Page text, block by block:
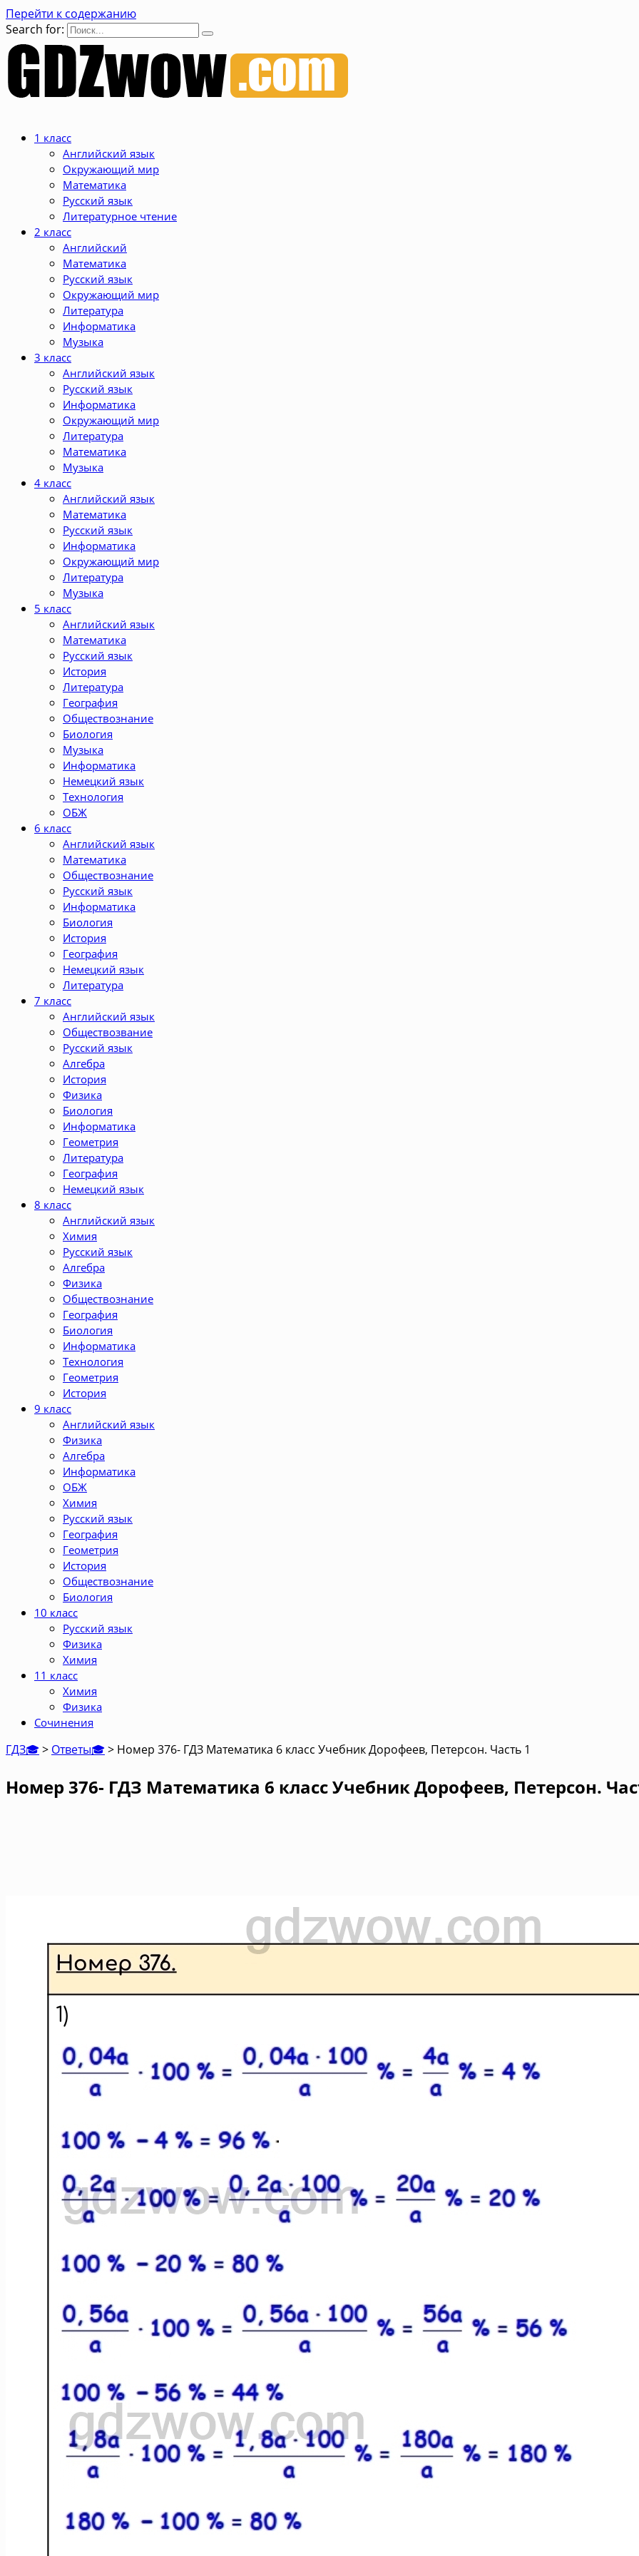
Перейти к содержанию
Search for:
1 класс
Английский язык
Окружающий мир
Математика
Русский язык
Литературное чтение
2 класс
Английский
Математика
Русский язык
Окружающий мир
Литература
Информатика
Музыка
3 класс
Английский язык
Русский язык
Информатика
Окружающий мир
Литература
Математика
Музыка
4 класс
Английский язык
Математика
Русский язык
Информатика
Окружающий мир
Литература
Музыка
5 класс
Английский язык
Математика
Русский язык
История
Литература
География
Обществознание
Биология
Музыка
Информатика
Немецкий язык
Технология
ОБЖ
6 класс
Английский язык
Математика
Обществознание
Русский язык
Информатика
Биология
История
География
Немецкий язык
Литература
7 класс
Английский язык
Обществозвание
Русский язык
Алгебра
История
Физика
Биология
Информатика
Геометрия
Литература
География
Немецкий язык
8 класс
Английский язык
Химия
Русский язык
Алгебра
Физика
Обществознание
География
Биология
Информатика
Технология
Геометрия
История
9 класс
Английский язык
Физика
Алгебра
Информатика
ОБЖ
Химия
Русский язык
География
Геометрия
История
Обществознание
Биология
10 класс
Русский язык
Физика
Химия
11 класс
Химия
Физика
Сочинения
ГДЗ🎓> Ответы🎓> Номер 376- ГДЗ Математика 6 класс Учебник Дорофеев, Петерсон. Часть 1
Номер 376- ГДЗ Математика 6 класс Учебник Дорофеев, Петерсон.